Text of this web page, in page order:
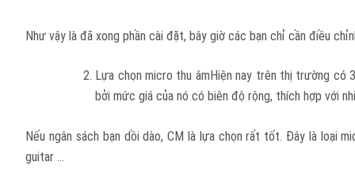
Như vậy là đã xong phần cài đặt, bây giờ các bạn chỉ cần điều
Lựa chọn micro thu âmHiện nay trên thị trường có
bởi mức giá của nó có biên độ rộng, thích hợp với
Nếu ngân sách bạn dồi dào, CM là lựa chọn rất tốt. Đây là loại
guitar …